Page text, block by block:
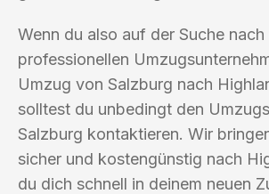
Wenn du also auf der Suche nach
professionellen
Umzug von Salzburg nach
solltest du unbedingt den
Salzburg kontaktieren. Wir
sicher und kostengünstig nach
du dich schnell in deinem neuen